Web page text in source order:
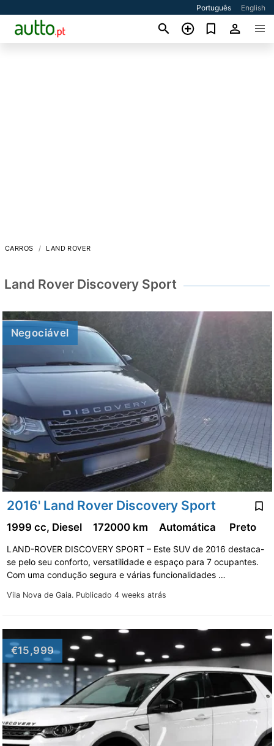
Português English
CARROS LAND ROVER
Land Rover Discovery Sport
Negociável
2016' Land Rover Discovery Sport
Vila Nova de Gaia. Publicado 4 weeks atrás
1999 cc, Diesel 172000 km Automática Preto
LAND-ROVER DISCOVERY SPORT – Este SUV de 2016 destaca-
se pelo seu conforto, versatilidade e espaço para 7 ocupantes.
Com uma condução segura e várias funcionalidades …
€15,999